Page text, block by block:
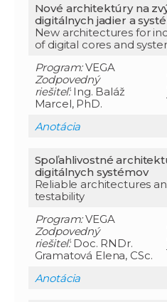
Nové architektúry na
digitálnych jadier a
New architectures for
of digital cores and
Program:VEGA
Zodpovedný
riešiteľ:Ing. Baláž
Marcel, PhD.
Anotácia
Spoľahlivostné
digitálnych systémov
Reliable architectures
testability
Program:VEGA
Zodpovedný
riešiteľ:Doc. RNDr.
Gramatová Elena, CSc.
Anotácia